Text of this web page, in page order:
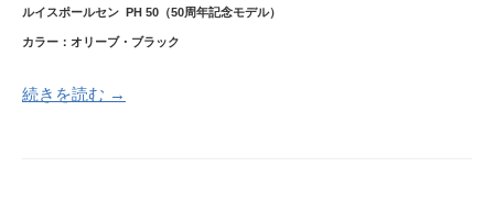
ルイスポールセン PH 50（50周年記念モデル）
カラー：オリーブ・ブラック
続きを読む →